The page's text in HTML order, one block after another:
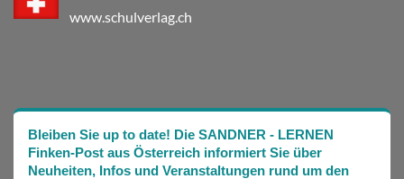
www.schulverlag.ch
Bleiben Sie up to date! Die SANDNER - LERNEN
Finken-Post aus Österreich informiert Sie über
Neuheiten, Infos und Veranstaltungen rund um den